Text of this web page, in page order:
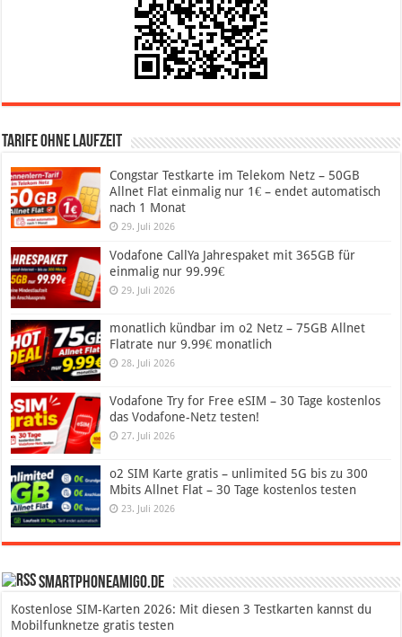
Tarife ohne Laufzeit
Congstar Testkarte im Telekom Netz – 50GB
Allnet Flat einmalig nur 1€ – endet automatisch
nach 1 Monat
29. Juli 2026
Vodafone CallYa Jahrespaket mit 365GB für
einmalig nur 99.99€
29. Juli 2026
monatlich kündbar im o2 Netz – 75GB Allnet
Flatrate nur 9.99€ monatlich
28. Juli 2026
Vodafone Try for Free eSIM – 30 Tage kostenlos
das Vodafone-Netz testen!
27. Juli 2026
o2 SIM Karte gratis – unlimited 5G bis zu 300
Mbits Allnet Flat – 30 Tage kostenlos testen
23. Juli 2026
SmartphoneAmigo.de
Kostenlose SIM-Karten 2026: Mit diesen 3 Testkarten kannst du
Mobilfunknetze gratis testen